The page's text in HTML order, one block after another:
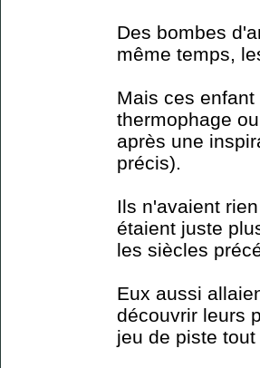
Des bombes
même temps,
Mais ces
thermophage
après une
précis).
Ils n'avaient
étaient juste
les siècles
Eux aussi
découvrir leurs
jeu de piste